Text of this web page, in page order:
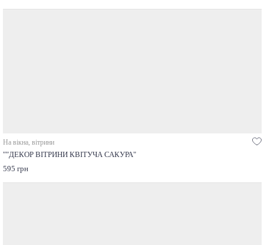
На вікна, вітрини
""ДЕКОР ВІТРИНИ КВІТУЧА САКУРА"
595 грн